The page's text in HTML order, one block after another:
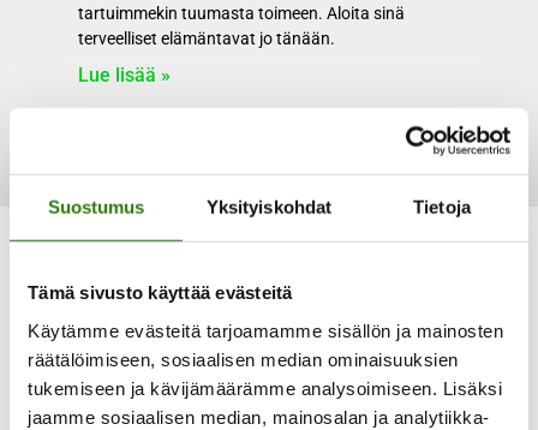
Suostumus Yksityiskohdat Tietoja
Tämä sivusto käyttää evästeitä
Käytämme evästeitä tarjoamamme sisällön ja mainosten
räätälöimiseen, sosiaalisen median ominaisuuksien
tukemiseen ja kävijämäärämme analysoimiseen. Lisäksi
jaamme sosiaalisen median, mainosalan ja analytiikka-
tartuimmekin tuumasta toimeen. Aloita sinä
terveelliset elämäntavat jo tänään.
Lue lisää »
Laaja valikoima maksuvaihtoehtoja